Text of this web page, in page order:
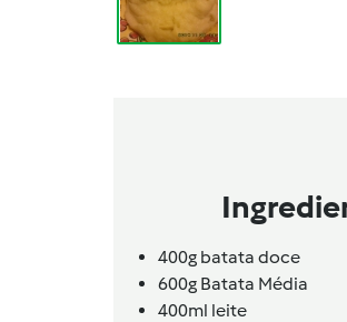
400g batata doce
600g Batata Média
400ml leite